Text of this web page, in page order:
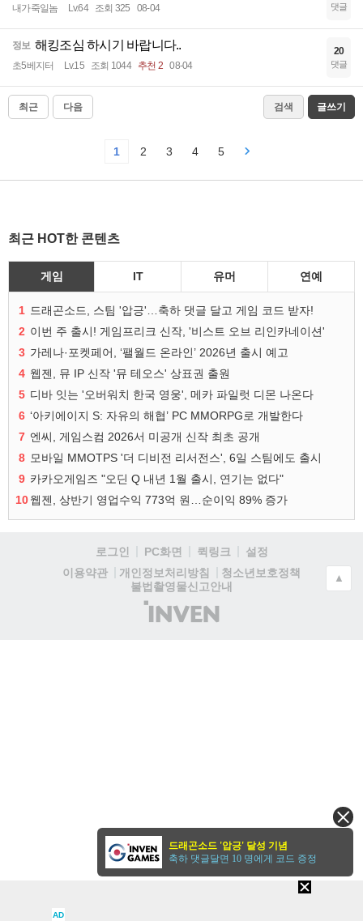
내가죽일놈 Lv.64 조회 325 08-04 댓글
정보 해킹조심 하시기 바랍니다..
초5베지터 Lv.15 조회 1044 추천 2 08-04
20
댓글
최근 다음 검색 글쓰기
1 2 3 4 5
최근 HOT한 콘텐츠
게임 IT 유머 연예
1 드래곤소드, 스팀 '압긍'…축하 댓글 달고 게임 코드 받자!
2 이번 주 출시! 게임프리크 신작, '비스트 오브 리인카네이션'
3 가레나·포켓페어, ‘팰월드 온라인’ 2026년 출시 예고
4 웹젠, 뮤 IP 신작 '뮤 테오스' 상표권 출원
5 디바 잇는 '오버워치 한국 영웅', 메카 파일럿 디몬 나온다
6 ‘아키에이지 S: 자유의 해협’ PC MMORPG로 개발한다
7 엔씨, 게임스컴 2026서 미공개 신작 최초 공개
8 모바일 MMOTPS '더 디비전 리서전스', 6일 스팀에도 출시
9 카카오게임즈 "오딘 Q 내년 1월 출시, 연기는 없다"
10웹젠, 상반기 영업수익 773억 원…순이익 89% 증가
로그인 PC화면 퀵링크
설정
이용약관
개인정보처리방침
청소년보호정책
불법촬영물신고안내
(주)
인
▲
AD
드래곤소드 '압긍' 달성 기념
축하 댓글달면 10 명에게 코드 증정